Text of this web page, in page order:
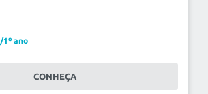
/1º ano
CONHEÇA